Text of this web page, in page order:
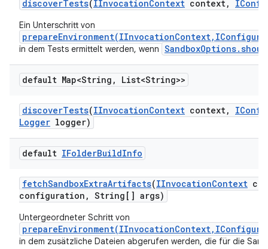
discoverTests(IInvocationContext context,
Ein Unterschritt von
in dem Tests ermittelt werden, wenn
default Map<String , List<String>>
discoverTests(IInvocationContext context,
Logger logger)
default IFolderBuildInfo
fetchSandboxExtraArtifacts(IInvocationContext
configuration , String[] args)
Untergeordneter Schritt von
in dem zusätzliche Dateien abgerufen werden, die für die